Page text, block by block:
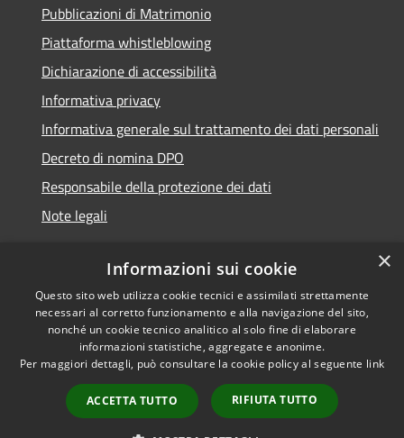
Pubblicazioni di Matrimonio
Piattaforma whistleblowing
Dichiarazione di accessibilità
Informativa privacy
Informativa generale sul trattamento dei dati personali
Decreto di nomina DPO
Responsabile della protezione dei dati
Note legali
RSS
Accessibilità
Cookie
Mappa del sito
Piano di miglioramento
© 2021 - 2026 Comune di
Chiavari -Area Riservata
×
Informazioni sui cookie
Questo sito web utilizza cookie tecnici e assimilati strettamente
necessari al corretto funzionamento e alla navigazione del sito,
nonché un cookie tecnico analitico al solo fine di elaborare
informazioni statistiche, aggregate e anonime.
Per maggiori dettagli, può consultare la cookie policy al seguente link
ACCETTA TUTTO RIFIUTA TUTTO